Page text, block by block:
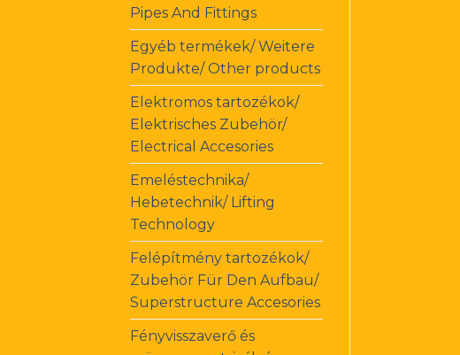
Pipes And Fittings
Egyéb termékek/ Weitere
Produkte/ Other products
Elektromos tartozékok/
Elektrisches Zubehör/
Electrical Accesories
Emeléstechnika/
Hebetechnik/ Lifting
Technology
Felépítmény tartozékok/
Zubehör Für Den Aufbau/
Superstructure Accesories
Fényvisszaverő és